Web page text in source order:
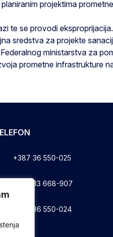
projektima
te se provodi
sredstva za projekte
ministarstva za
prometne infrastrukture
+387 36 550-025
+387 33 668-907
+387 36 550-024